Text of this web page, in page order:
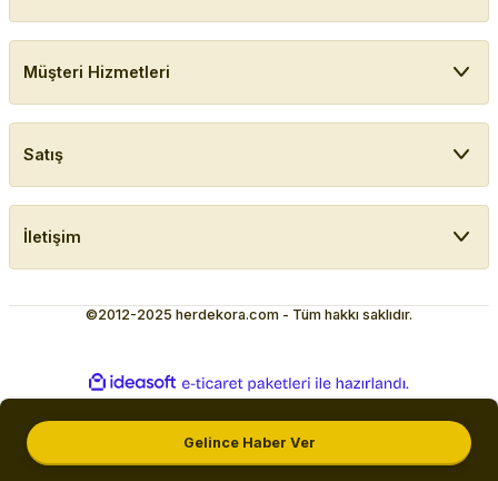
Gelince Haber Ver
Müşteri Hizmetleri
Satış
İletişim
©2012-2025 herdekora.com - Tüm hakkı saklıdır.
ideasoft
e-
ticaret
hazırlandı.